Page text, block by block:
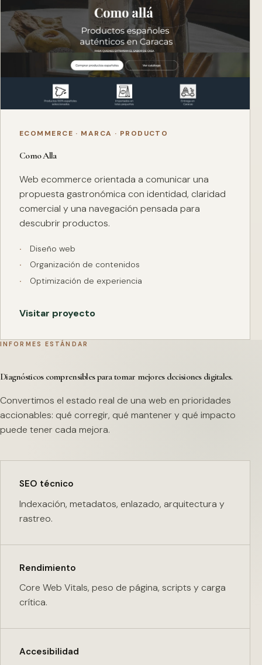
ECOMMERCE · MARCA · PRODUCTO
Como Alla
Web ecommerce orientada a comunicar una
propuesta gastronómica con identidad, claridad
comercial y una navegación pensada para
descubrir productos.
Diseño web
Organización de contenidos
Optimización de experiencia
Visitar proyecto
INFORMES ESTÁNDAR
Diagnósticos comprensibles para tomar mejores decisiones digitales.
Convertimos el estado real de una web en prioridades
accionables: qué corregir, qué mantener y qué impacto
puede tener cada mejora.
SEO técnico
Indexación, metadatos, enlazado, arquitectura y
rastreo.
Rendimiento
Core Web Vitals, peso de página, scripts y carga
crítica.
Accesibilidad